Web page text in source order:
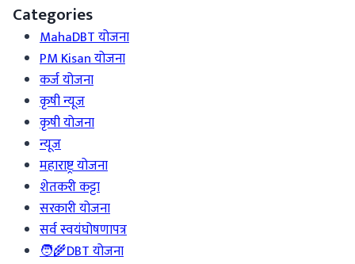
Categories
MahaDBT योजना
PM Kisan योजना
कर्ज योजना
कृषी न्यूज
कृषी योजना
न्यूज
महाराष्ट्र योजना
शेतकरी कट्टा
सरकारी योजना
सर्व स्वयंघोषणापत्र
🧑‍🌾DBT योजना